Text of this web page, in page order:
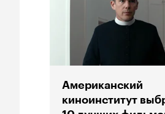
Американский
киноинститут